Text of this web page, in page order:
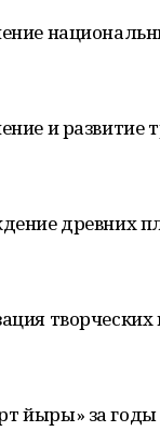
и развитие
древних
йыры» за годы